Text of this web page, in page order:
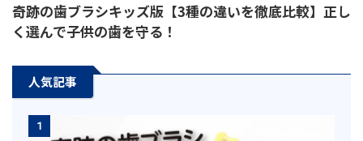
奇跡の歯ブラシキッズ版【3種の違いを徹底比較】正し
く選んで子供の歯を守る！
人気記事
1